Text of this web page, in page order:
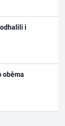
i
oběma